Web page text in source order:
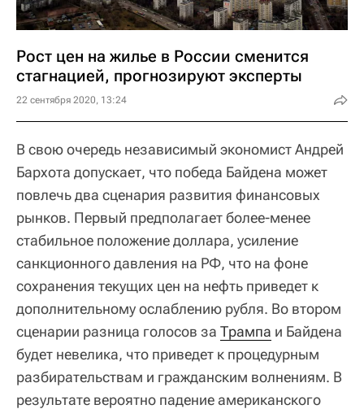
Рост цен на жилье в России сменится
стагнацией, прогнозируют эксперты
22 сентября 2020, 13:24
В свою очередь независимый экономист Андрей
Бархота допускает, что победа Байдена может
повлечь два сценария развития финансовых
рынков. Первый предполагает более-менее
стабильное положение доллара, усиление
санкционного давления на РФ, что на фоне
сохранения текущих цен на нефть приведет к
дополнительному ослаблению рубля. Во втором
сценарии разница голосов за Трампа и Байдена
будет невелика, что приведет к процедурным
разбирательствам и гражданским волнениям. В
результате вероятно падение американского